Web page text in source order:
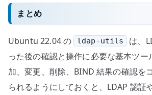
まとめ
Ubuntu 22.04 の ldap-utils
は、
った後の確認と操作に必要な基本ツー
加、変更、削除、BIND 結果の確認を
られるようにしておくと、LDAP 認証